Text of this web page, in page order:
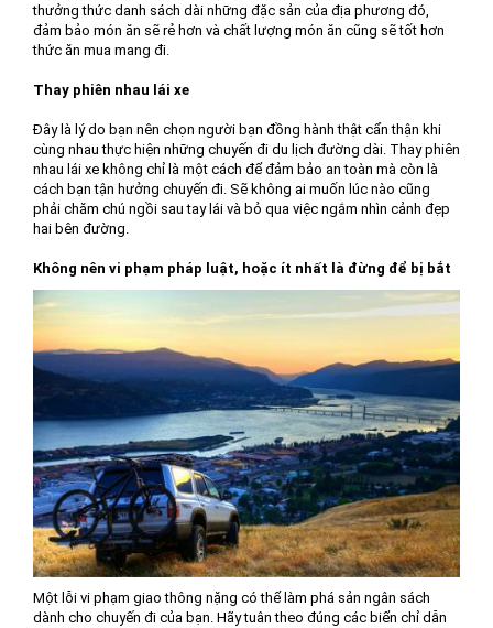
thưởng thức danh sách dài những đặc sản của địa phương đó,
đảm bảo món ăn sẽ rẻ hơn và chất lượng món ăn cũng sẽ tốt hơn
thức ăn mua mang đi.
Thay phiên nhau lái xe
Đây là lý do bạn nên chọn người bạn đồng hành thật cẩn thận khi
cùng nhau thực hiện những chuyến đi du lịch đường dài. Thay phiên
nhau lái xe không chỉ là một cách để đảm bảo an toàn mà còn là
cách bạn tận hưởng chuyến đi. Sẽ không ai muốn lúc nào cũng
phải chăm chú ngồi sau tay lái và bỏ qua việc ngắm nhìn cảnh đẹp
hai bên đường.
Không nên vi phạm pháp luật, hoặc ít nhất là đừng để bị bắt
Một lỗi vi phạm giao thông nặng có thể làm phá sản ngân sách
dành cho chuyến đi của bạn. Hãy tuân theo đúng các biển chỉ dẫn